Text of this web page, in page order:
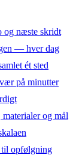
og næste skridt
— hver dag
ét sted
på minutter
og mål
opfølgning